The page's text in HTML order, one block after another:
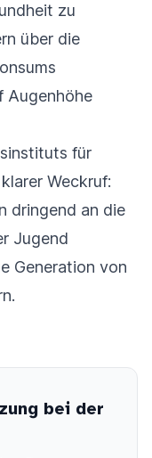
zu
über die
Augenhöhe
für
Weckruf:
dringend an die
Jugend
Generation von
bei der